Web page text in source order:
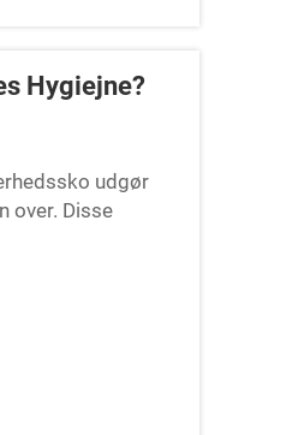
Hygiejne?
udgør
over. Disse